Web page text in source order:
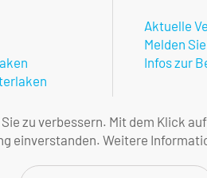
Aktuelle
Melden
Infos zur
zu verbessern. Mit dem Klick
einverstanden. Weitere